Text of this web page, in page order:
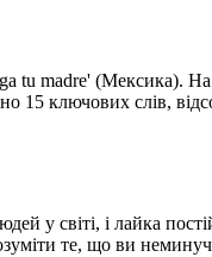
madre' (Мексика). На
15 ключових слів,
у світі, і лайка
те, що ви